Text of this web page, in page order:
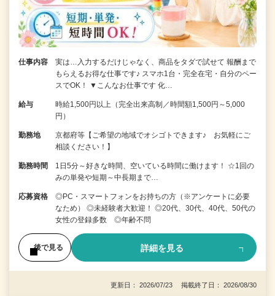
仕事内容
実は…入力するだけじゃなく、商品をタダで試せて 報酬まで
もらえるお得な仕事です♪ スマホ1台・完全在宅・自分のペー
スでOK！ ▼こんなお仕事です 化…
給与
時給1,500円以上（完全出来高制／時間額1,500円～5,000
円）
勤務地
京都府等【ご希望の地域でオシゴトできます♪ お気軽にご
相談ください！】
勤務時間
1日5分～好きな時間、空いている時間に働けます！ ☆1回の
みの単発や短期～中長期まで…
応募資格
◎PC・スマートフォンをお持ちの方（※アンケートに必要
なため） ◎未経験者大歓迎！ ◎20代、30代、40代、50代の
女性の登録多数 ◎年齢不問
後で見る 詳細を見る
更新日： 2026/07/23 掲載終了日： 2026/08/30